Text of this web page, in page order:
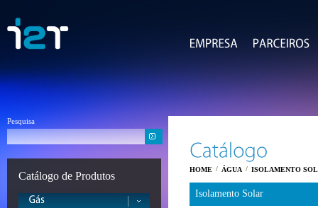
Pesquisa
Catálogo de Produtos
HOME / ÁGUA / ISOLAMENTO
Isolamento Solar